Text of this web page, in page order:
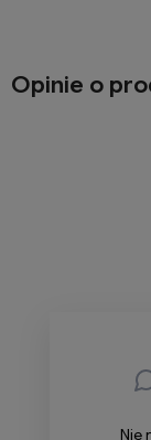
Opinie o
Nie